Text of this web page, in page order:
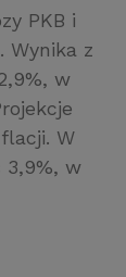
PKB i
Wynika z
w
W
3,9%, w